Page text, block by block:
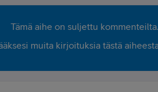
Tämä aihe on suljettu kommenteilta.
muita kirjoituksia tästä